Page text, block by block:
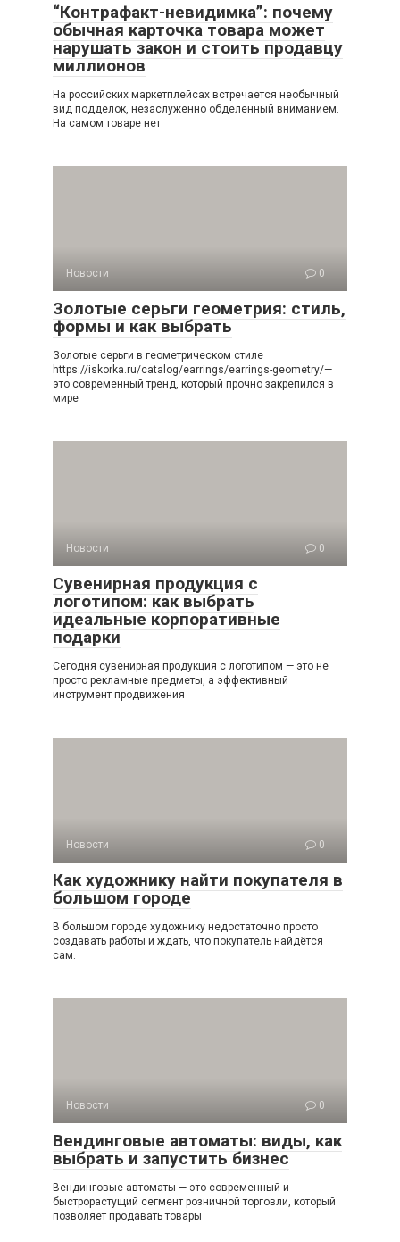
“Контрафакт-невидимка”: почему
обычная карточка товара может
нарушать закон и стоить продавцу
миллионов
На российских маркетплейсах встречается необычный
вид подделок, незаслуженно обделенный вниманием.
На самом товаре нет
Новости 0
Золотые серьги геометрия: стиль,
формы и как выбрать
Золотые серьги в геометрическом стиле
https://iskorka.ru/catalog/earrings/earrings-geometry/—
это современный тренд, который прочно закрепился в
мире
Новости 0
Сувенирная продукция с
логотипом: как выбрать
идеальные корпоративные
подарки
Сегодня сувенирная продукция с логотипом — это не
просто рекламные предметы, а эффективный
инструмент продвижения
Новости 0
Как художнику найти покупателя в
большом городе
В большом городе художнику недостаточно просто
создавать работы и ждать, что покупатель найдётся
сам.
Новости 0
Вендинговые автоматы: виды, как
выбрать и запустить бизнес
Вендинговые автоматы — это современный и
быстрорастущий сегмент розничной торговли, который
позволяет продавать товары